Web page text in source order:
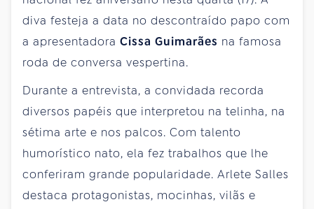
diva festeja a data no descontraído papo com
a apresentadora Cissa Guimarães na famosa
roda de conversa vespertina.
Durante a entrevista, a convidada recorda
diversos papéis que interpretou na telinha, na
sétima arte e nos palcos. Com talento
humorístico nato, ela fez trabalhos que lhe
conferiram grande popularidade. Arlete Salles
destaca protagonistas, mocinhas, vilãs e